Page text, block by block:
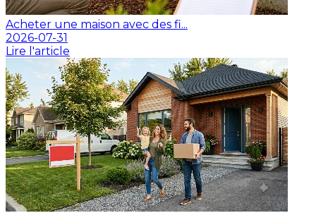
Acheter une maison avec des fi...
2026-07-31
Lire l'article